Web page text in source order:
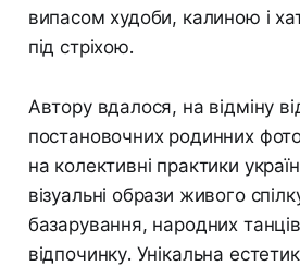
випасом худоби, калиною і
під стріхою.
Автору вдалося, на відміну
постановочних родинних
на колективні практики
візуальні образи живого
базарування, народних
відпочинку. Унікальна